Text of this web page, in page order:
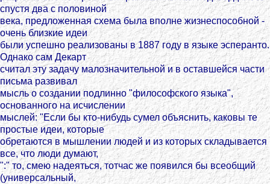
спустя два с половиной
века, предложенная схема была вполне жизнеспособной -
очень близкие идеи
были успешно реализованы в 1887 году в языке эсперанто.
Однако сам Декарт
считал эту задачу малозначительной и в оставшейся части
письма развивал
мысль о создании подлинно "философского языка",
основанного на исчислении
мыслей: "Если бы кто-нибудь сумел объяснить, каковы те
простые идеи, которые
обретаются в мышлении людей и из которых складывается
все, что люди думают,
":" то, смею надеяться, тотчас же появился бы всеобщий
(универсальный,